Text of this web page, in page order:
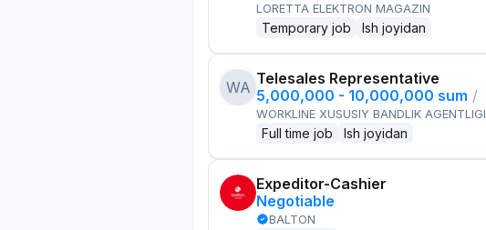
LORETTA ELEKTRON MAGAZIN
Temporary job Ish joyidan
WA Telesales Representative
5,000,000 - 10,000,000 sum /
WORKLINE XUSUSIY BANDLIK AGENTLIGI
Full time job Ish joyidan
Expeditor-Cashier
Negotiable
BALTON